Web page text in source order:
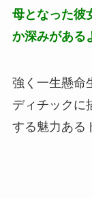
母となった彼
か深みがある
強く一生懸命
ディチックに
する魅力ある